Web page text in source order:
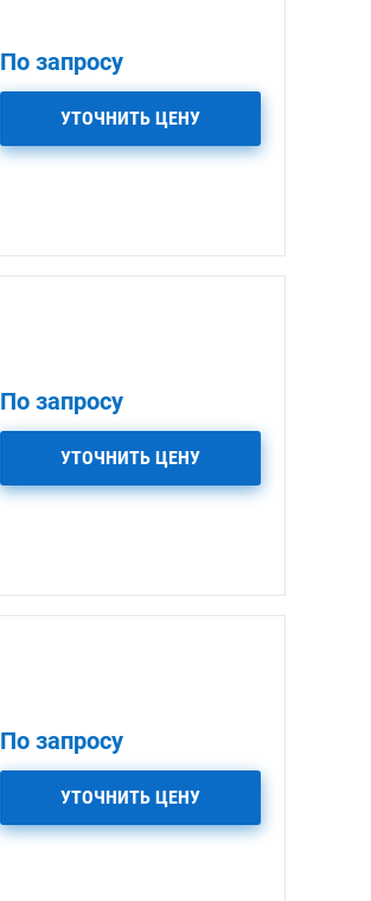
По запросу
УТОЧНИТЬ ЦЕНУ
По запросу
УТОЧНИТЬ ЦЕНУ
По запросу
УТОЧНИТЬ ЦЕНУ